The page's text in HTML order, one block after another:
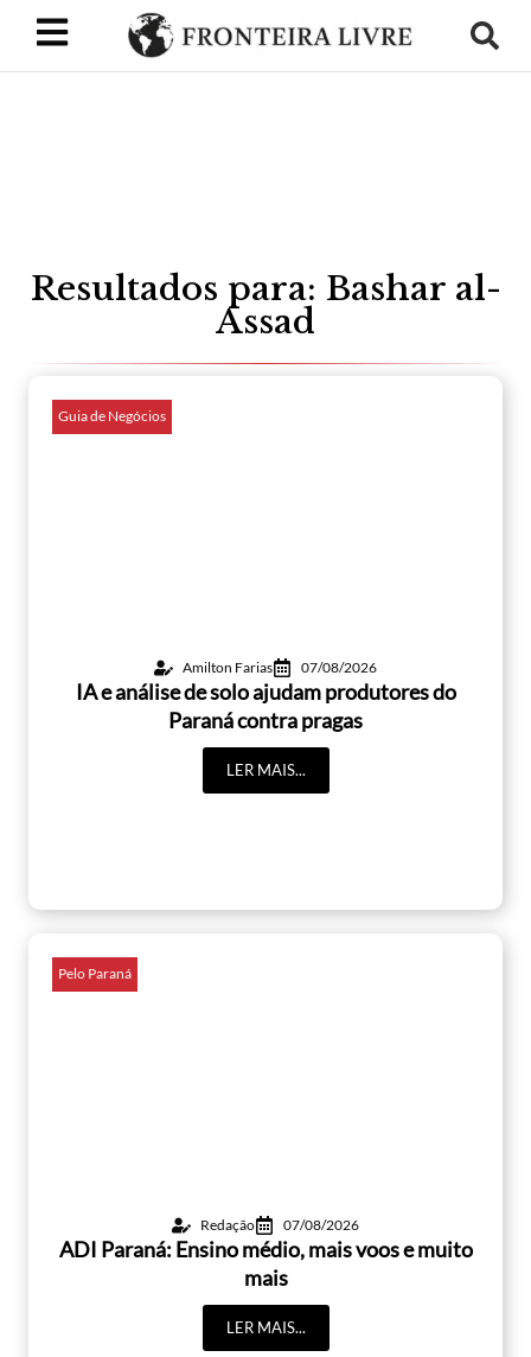
Resultados para: Bashar al-
Assad
Guia de Negócios
Amilton Farias 07/08/2026
IA e análise de solo ajudam produtores do
Paraná contra pragas
LER MAIS...
Pelo Paraná
Redação 07/08/2026
ADI Paraná: Ensino médio, mais voos e muito
mais
LER MAIS...